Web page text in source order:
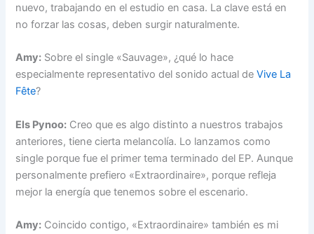
nuevo, trabajando en el estudio en casa. La clave está en
no forzar las cosas, deben surgir naturalmente.
Amy: Sobre el single «Sauvage», ¿qué lo hace
especialmente representativo del sonido actual deVive La
Fête?
Els Pynoo: Creo que es algo distinto a nuestros trabajos
anteriores, tiene cierta melancolía. Lo lanzamos como
single porque fue el primer tema terminado del EP. Aunque
personalmente prefiero «Extraordinaire», porque refleja
mejor la energía que tenemos sobre el escenario.
Amy: Coincido contigo, «Extraordinaire» también es mi